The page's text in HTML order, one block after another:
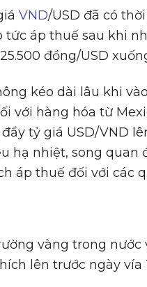
VND/USD đã có
áp thuế sau khi
đồng/USD
kéo dài lâu khi
với hàng hóa từ
tỷ giá USD/VND
hạ nhiệt, song
áp thuế đối với các
vàng trong
lên trước ngày vía